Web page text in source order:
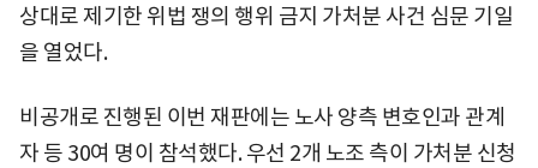
상대로 제기한 위법 쟁의 행위 금지 가처분 사건 심문 기일
을 열었다.
비공개로 진행된 이번 재판에는 노사 양측 변호인과 관계
자 등 30여 명이 참석했다. 우선 2개 노조 측이 가처분 신청